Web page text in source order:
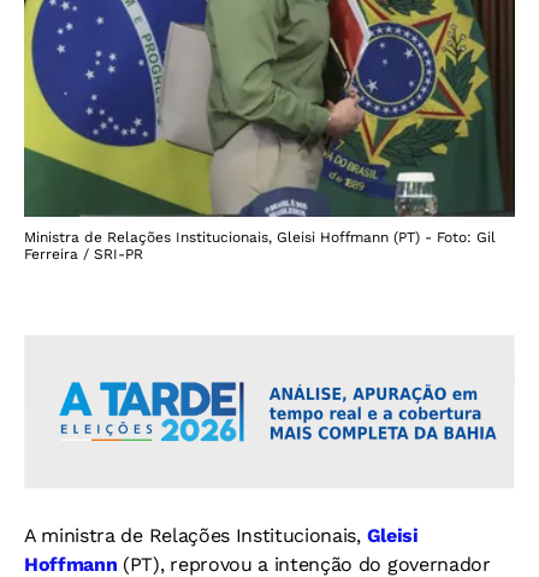
Ministra de Relações Institucionais, Gleisi Hoffmann (PT) - Foto: Gil
Ferreira / SRI-PR
A ministra de Relações Institucionais, Gleisi
Hoffmann (PT), reprovou a intenção do governador